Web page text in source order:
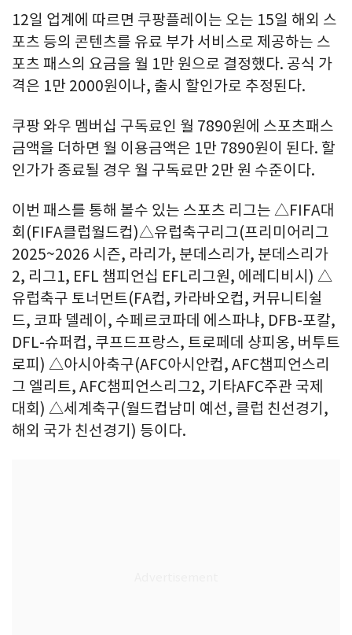
12일 업계에 따르면 쿠팡플레이는 오는 15일 해외 스
포츠 등의 콘텐츠를 유료 부가 서비스로 제공하는 스
포츠 패스의 요금을 월 1만 원으로 결정했다. 공식 가
격은 1만 2000원이나, 출시 할인가로 추정된다.
쿠팡 와우 멤버십 구독료인 월 7890원에 스포츠패스
금액을 더하면 월 이용금액은 1만 7890원이 된다. 할
인가가 종료될 경우 월 구독료만 2만 원 수준이다.
이번 패스를 통해 볼수 있는 스포츠 리그는 △FIFA대
회(FIFA클럽월드컵)△유럽축구리그(프리미어리그
2025~2026 시즌, 라리가, 분데스리가, 분데스리가
2, 리그1, EFL 챔피언십 EFL리그원, 에레디비시) △
유럽축구 토너먼트(FA컵, 카라바오컵, 커뮤니티쉴
드, 코파 델레이, 수페르코파데 에스파냐, DFB-포칼,
DFL-슈퍼컵, 쿠프드프랑스, 트로페데 샹피옹, 버투트
로피) △아시아축구(AFC아시안컵, AFC챔피언스리
그 엘리트, AFC챔피언스리그2, 기타AFC주관 국제
대회) △세계축구(월드컵남미 예선, 클럽 친선경기,
해외 국가 친선경기) 등이다.